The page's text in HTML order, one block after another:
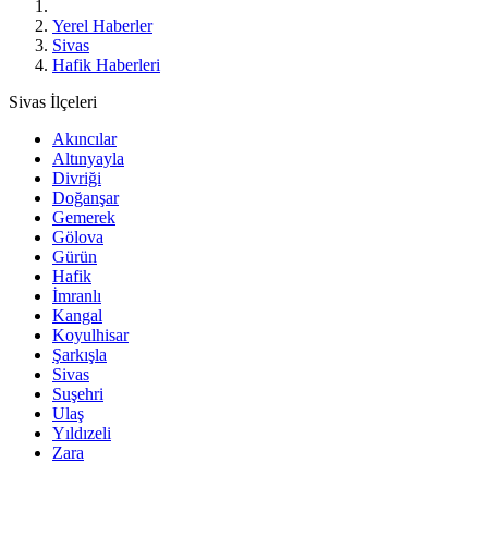
Yerel Haberler
Sivas
Hafik Haberleri
Sivas İlçeleri
Akıncılar
Altınyayla
Divriği
Doğanşar
Gemerek
Gölova
Gürün
Hafik
İmranlı
Kangal
Koyulhisar
Şarkışla
Sivas
Suşehri
Ulaş
Yıldızeli
Zara